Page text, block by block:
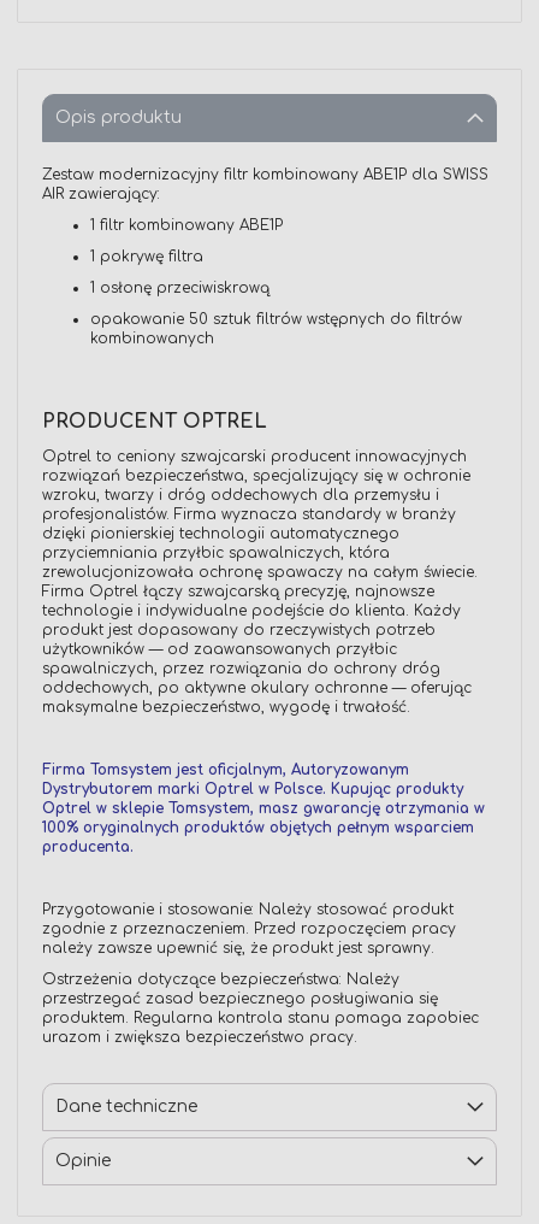
Opis produktu
Zestaw modernizacyjny filtr kombinowany ABE1P dla SWISS
AIR zawierający:
1 filtr kombinowany ABE1P
1 pokrywę filtra
1 osłonę przeciwiskrową
opakowanie 50 sztuk filtrów wstępnych do filtrów
kombinowanych
PRODUCENT OPTREL
Optrel to ceniony szwajcarski producent innowacyjnych
rozwiązań bezpieczeństwa, specjalizujący się w ochronie
wzroku, twarzy i dróg oddechowych dla przemysłu i
profesjonalistów. Firma wyznacza standardy w branży
dzięki pionierskiej technologii automatycznego
przyciemniania przyłbic spawalniczych, która
zrewolucjonizowała ochronę spawaczy na całym świecie.
Firma Optrel łączy szwajcarską precyzję, najnowsze
technologie i indywidualne podejście do klienta. Każdy
produkt jest dopasowany do rzeczywistych potrzeb
użytkowników — od zaawansowanych przyłbic
spawalniczych, przez rozwiązania do ochrony dróg
oddechowych, po aktywne okulary ochronne — oferując
maksymalne bezpieczeństwo, wygodę i trwałość.
Firma Tomsystem jest oficjalnym, Autoryzowanym
Dystrybutorem marki Optrel w Polsce. Kupując produkty
Optrel w sklepie Tomsystem, masz gwarancję otrzymania w
100% oryginalnych produktów objętych pełnym wsparciem
producenta.
Przygotowanie i stosowanie: Należy stosować produkt
zgodnie z przeznaczeniem. Przed rozpoczęciem pracy
należy zawsze upewnić się, że produkt jest sprawny.
Ostrzeżenia dotyczące bezpieczeństwa: Należy
przestrzegać zasad bezpiecznego posługiwania się
produktem. Regularna kontrola stanu pomaga zapobiec
urazom i zwiększa bezpieczeństwo pracy.
Dane techniczne
Opinie